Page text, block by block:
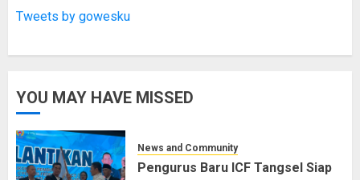
Tweets by gowesku
YOU MAY HAVE MISSED
News and Community
Pengurus Baru ICF Tangsel Siap